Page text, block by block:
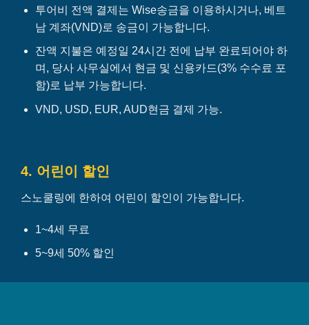
투어비 전액 결제는 Wise송금을 이용하시거나, 베트
남 계좌(VND)로 송금이 가능합니다.
잔액 지불은 예정일 24시간 전에 납부 완료되어야 하
며, 당사 사무실에서 현금 및 신용카드(3% 수수료 포
함)로 납부 가능합니다.
VND, USD, EUR, AUD현금 결제 가능.
4. 어린이 할인
스노쿨링에 한하여 어린이 할인이 가능합니다.
1~4세 무료
5~9세 50% 할인